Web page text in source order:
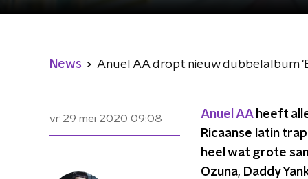
News Anuel AA dropt nieuw dubbelalbum
vr 29 mei 2020 09:08 Anuel AAheeft
Ricaanse latin
heel wat grote
Ozuna, Daddy